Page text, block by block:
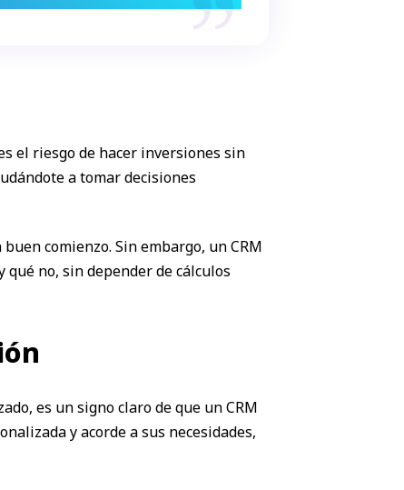
el riesgo de hacer inversiones sin
a tomar decisiones
comienzo. Sin embargo, un CRM
no, sin depender de cálculos
es un signo claro de que un CRM
y acorde a sus necesidades,